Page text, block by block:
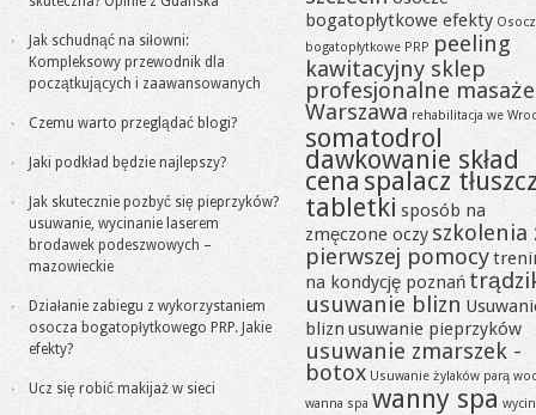
Jak schudnąć na siłowni:
Kompleksowy przewodnik dla
początkujących i zaawansowanych
Czemu warto przeglądać blogi?
Jaki podkład będzie najlepszy?
Jak skutecznie pozbyć się pieprzyków?
usuwanie, wycinanie laserem
brodawek podeszwowych –
mazowieckie
Działanie zabiegu z wykorzystaniem
osocza bogatopłytkowego PRP. Jakie
efekty?
Ucz się robić makijaż w sieci
bogatopłytkowe efekty
bogatopłytkowe PRP peeling
kawitacyjny sklep
profesjonalne masaże
Warszawa rehabilitacja we
somatodrol
dawkowanie skład
cena spalacz
tabletki sposób na
zmęczone oczy szkolenia
pierwszej pomocy
na kondycję poznań
usuwanie blizn
blizn usuwanie pieprzyków
usuwanie zmarszek -
botox Usuwanie żylaków parą
wanna spa wanny spa